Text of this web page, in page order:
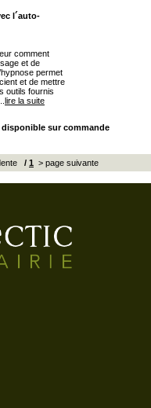
l´auto-
comment
et de
permet
et de mettre
outils fournis
lire la suite
disponible sur commande
/ 1 > page suivante